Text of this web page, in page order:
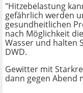
"Hitzebelastung
gefährlich werden
gesundheitlichen
nach Möglichkeit
Wasser und halten
DWD.
Gewitter mit
dann gegen Abend